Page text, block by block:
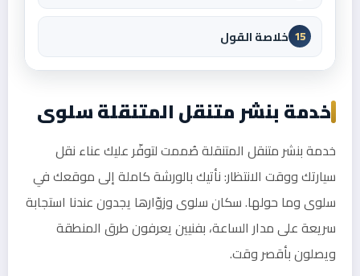
15 خلاصة القول
خدمة بنشر متنقل المتنقلة سلوى
خدمة بنشر متنقل المتنقلة صُممت لتوفّر عليك عناء نقل
سيارتك ووقت الانتظار: نأتيك بالورشة كاملة إلى موقعك في
سلوى وما حولها. سكان سلوى وزوّارها يجدون عندنا استجابة
سريعة على مدار الساعة، بفنيين يعرفون طرق المنطقة
ويصلون بأقصر وقت.